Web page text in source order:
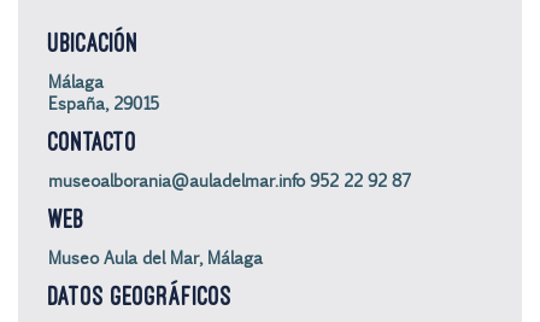
UBICACIÓN
Málaga
España, 29015
CONTACTO
museoalborania@auladelmar.info 952 22 92 87
WEB
Museo Aula del Mar, Málaga
DATOS GEOGRÁFICOS